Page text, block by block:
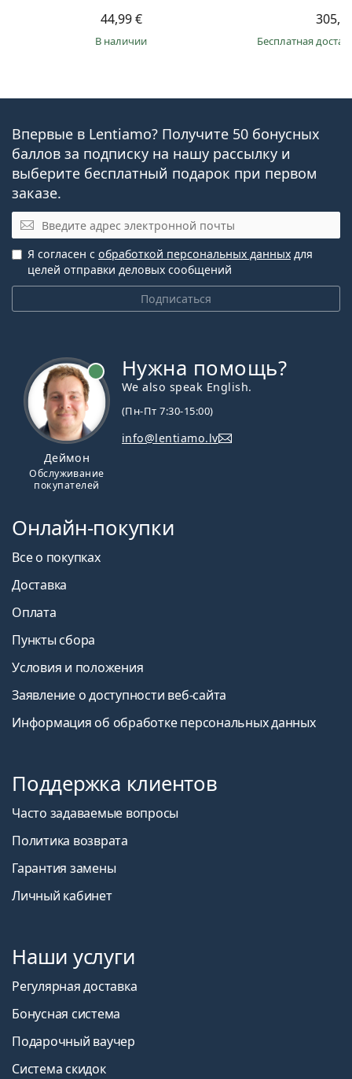
44,99 €
в наличии Бесплатная
Впервые в Lentiamo? Получите 50 бонусных
баллов за подписку на нашу рассылку и
выберите бесплатный подарок при первом
заказе.
Эл. почта
Подписаться
Я согласен с обработкой персональных данных для
целей отправки деловых сообщений
Деймон
Обслуживание
покупателей
Нужна помощь?
We also speak English.
(Пн-Пт 7:30-15:00)
info@lentiamo.lv
Онлайн-покупки
Все о покупках
Доставка
Оплата
Пункты сбора
Условия и положения
Заявление о доступности веб-сайта
Информация об обработке персональных данных
Поддержка клиентов
Часто задаваемые вопросы
Политика возврата
Гарантия замены
Личный кабинет
Наши услуги
Регулярная доставка
Бонусная система
Подарочный ваучер
Система скидок